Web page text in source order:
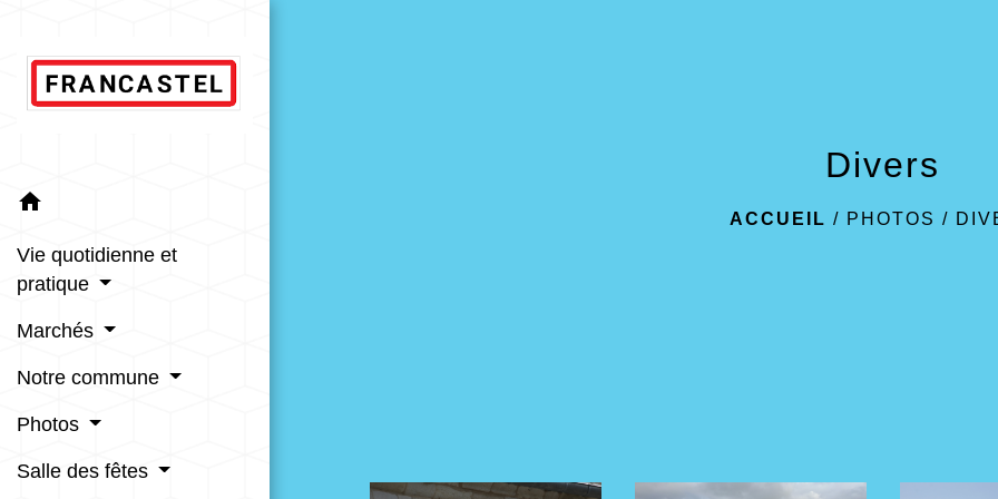
home
Vie quotidienne et
pratique
Marchés
Notre commune
Photos
Salle des fêtes
Divers
ACCUEIL / PHOTOS /